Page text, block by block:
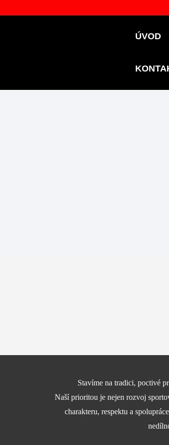
ÚVOD
Stavíme na tradici, poctivé
Naší prioritou je nejen rozvoj
charakteru, respektu a